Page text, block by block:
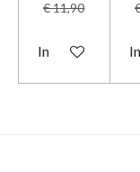
€ 11,90
In winkelwagen